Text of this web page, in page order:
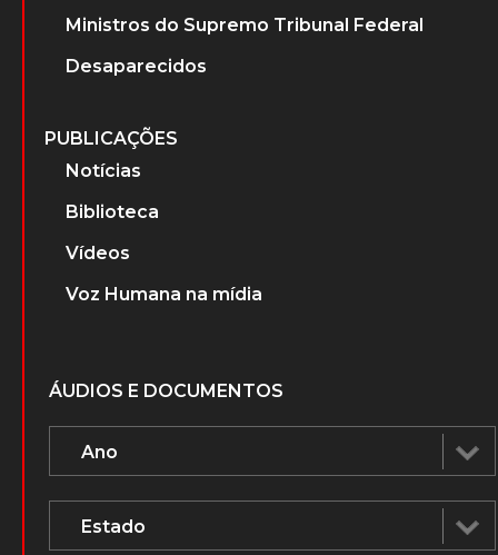
Ministros do Supremo Tribunal Federal
Desaparecidos
PUBLICAÇÕES
Notícias
Biblioteca
Vídeos
Voz Humana na mídia
ÁUDIOS E DOCUMENTOS